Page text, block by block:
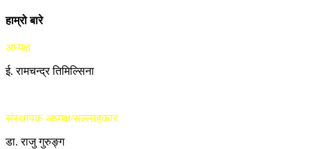
हाम्रो बारे
अध्यक्ष
ई. रामचन्द्र तिमिल्सिना
संस्थापक अध्यक्ष/सल्लाहकार
डा. राजु गुरुङ्ग